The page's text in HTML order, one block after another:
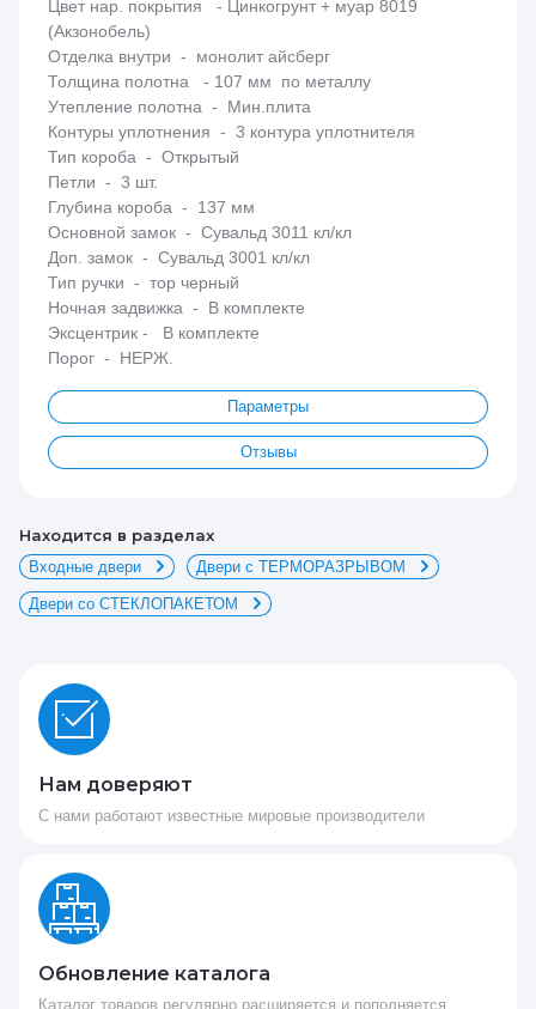
Цвет нар. покрытия - Цинкогрунт + муар 8019
(Акзонобель)
Отделка внутри - монолит айсберг
Толщина полотна - 107 мм по металлу
Утепление полотна - Мин.плита
Контуры уплотнения - 3 контура уплотнителя
Тип короба - Открытый
Петли - 3 шт.
Глубина короба - 137 мм
Основной замок - Сувальд 3011 кл/кл
Доп. замок - Сувальд 3001 кл/кл
Тип ручки - тор черный
Ночная задвижка - В комплекте
Эксцентрик - В комплекте
Порог - НЕРЖ.
Параметры
Отзывы
Находится в разделах
Входные двери Двери с ТЕРМОРАЗРЫВОМ
Двери со СТЕКЛОПАКЕТОМ
Нам доверяют
С нами работают известные мировые производители
Обновление каталога
Каталог товаров регулярно расширяется и пополняется